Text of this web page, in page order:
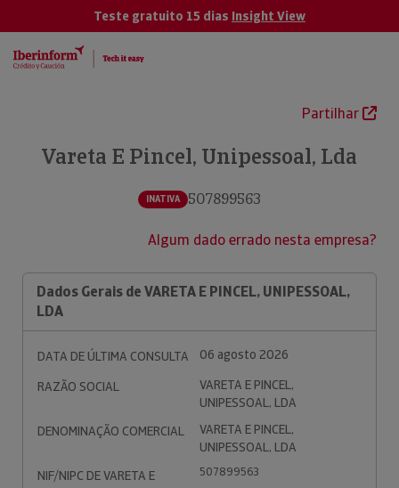
Teste gratuito 15 dias Insight View
Partilhar
Vareta E Pincel, Unipessoal, Lda
INATIVA 507899563
Algum dado errado nesta empresa?
Dados Gerais de VARETA E PINCEL, UNIPESSOAL,
LDA
DATA DE ÚLTIMA CONSULTA
06 agosto 2026
RAZÃO SOCIAL
VARETA E PINCEL,
UNIPESSOAL, LDA
DENOMINAÇÃO COMERCIAL
VARETA E PINCEL,
UNIPESSOAL, LDA
NIF/NIPC DE VARETA E
507899563